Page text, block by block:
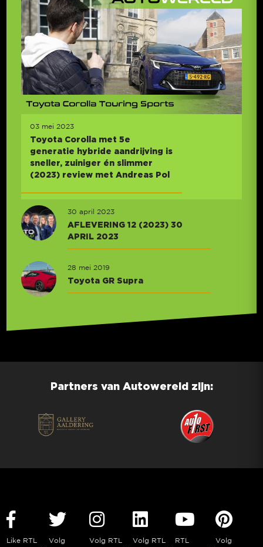
03 mei 2023
Toyota Corolla met 5e
generatie hybride aandrijving is
sneller, zuiniger én slimmer
(2023) review met Andreas Pol
30 april 2023
AFLEVERING 12 (2023) 30
APRIL 2023
28 mei 2019
Toyota GR Supra
Partners van Autowereld zijn:
Like RTL
Volg
Volg RTL
Volg RTL
RTL
Volg